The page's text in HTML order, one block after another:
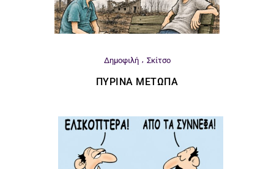
Δημοφιλή Σκίτσο
ΠΎΡΙΝΑ ΜΈΤΩΠΑ